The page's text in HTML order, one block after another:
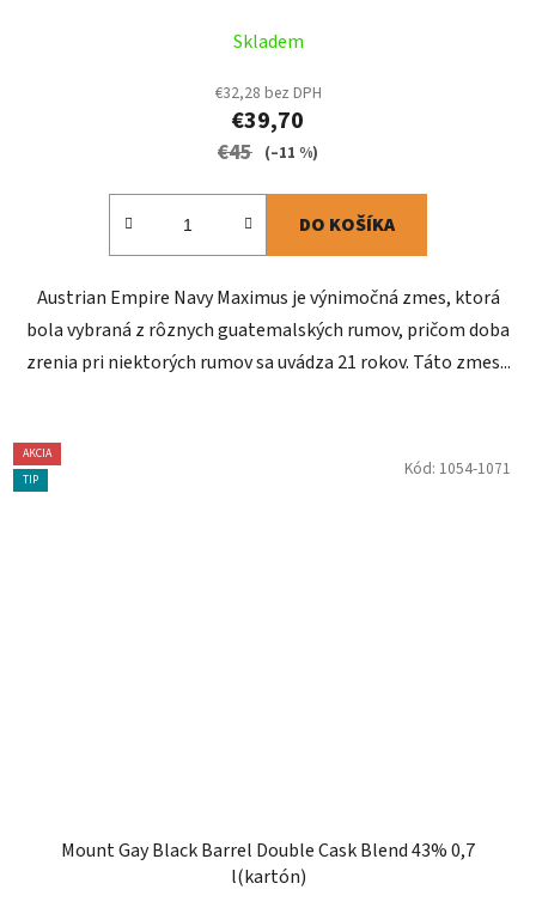
Skladem
€32,28 bez DPH
€39,70
€45 (–11 %)
DO KOŠÍKA
Austrian Empire Navy Maximus je výnimočná zmes, ktorá
bola vybraná z rôznych guatemalských rumov, pričom doba
zrenia pri niektorých rumov sa uvádza 21 rokov. Táto zmes...
AKCIA
TIP
Mount Gay Black Barrel Double Cask Blend 43% 0,7
l(kartón)
Kód: 1054-1071